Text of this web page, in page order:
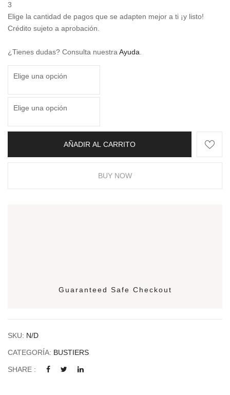
3
Elige la cantidad de pagos que se adapten mejor a ti ¡y listo!
Crédito sujeto a aprobación.
¿Tienes dudas? Consulta nuestra Ayuda
AÑADIR AL CARRITO
BUY NOW
Guaranteed Safe Checkout
SKU: N/D
CATEGORÍA: BUSTIERS
SHARE :